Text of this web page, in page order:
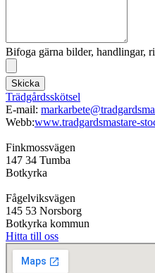
Bifoga gärna bilder, handlingar,
Skicka
Trädgårdsskötsel
E-mail:
Webb:www.tradgardsmastare-
Finkmossvägen
147 34 Tumba
Botkyrka
Fågelviksvägen
145 53 Norsborg
Botkyrka kommun
Hitta till oss